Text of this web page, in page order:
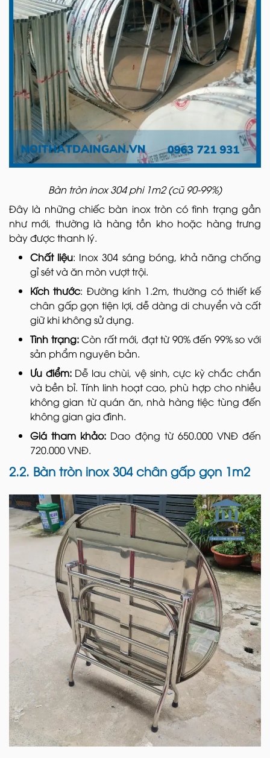
Bàn tròn inox 304 phi 1m2 (cũ 90-99%)
Đây là những chiếc bàn inox tròn có tình trạng gần
như mới, thường là hàng tồn kho hoặc hàng trưng
bày được thanh lý.
Chất liệu: Inox 304 sáng bóng, khả năng chống
gỉ sét và ăn mòn vượt trội.
Kích thước: Đường kính 1.2m, thường có thiết kế
chân gấp gọn tiện lợi, dễ dàng di chuyển và cất
giữ khi không sử dụng.
Tình trạng:Còn rất mới, đạt từ 90% đến 99% so với
sản phẩm nguyên bản.
Ưu điểm:Dễ lau chùi, vệ sinh, cực kỳ chắc chắn
và bền bỉ. Tính linh hoạt cao, phù hợp cho nhiều
không gian từ quán ăn, nhà hàng tiệc tùng đến
không gian gia đình.
Giá tham khảo: Dao động từ 650.000 VNĐ đến
720.000 VNĐ.
2.2. Bàn tròn inox 304 chân gấp gọn 1m2